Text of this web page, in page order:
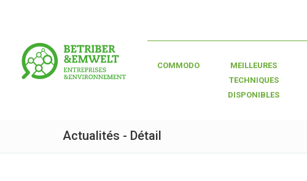
COMMODO
MEILLEURES
TECHNIQUES
DISPONIBLES
Actualités - Détail